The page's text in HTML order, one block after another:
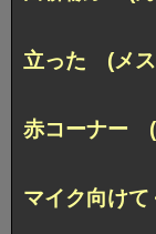
立った (メス
赤コーナー (
マイク向け